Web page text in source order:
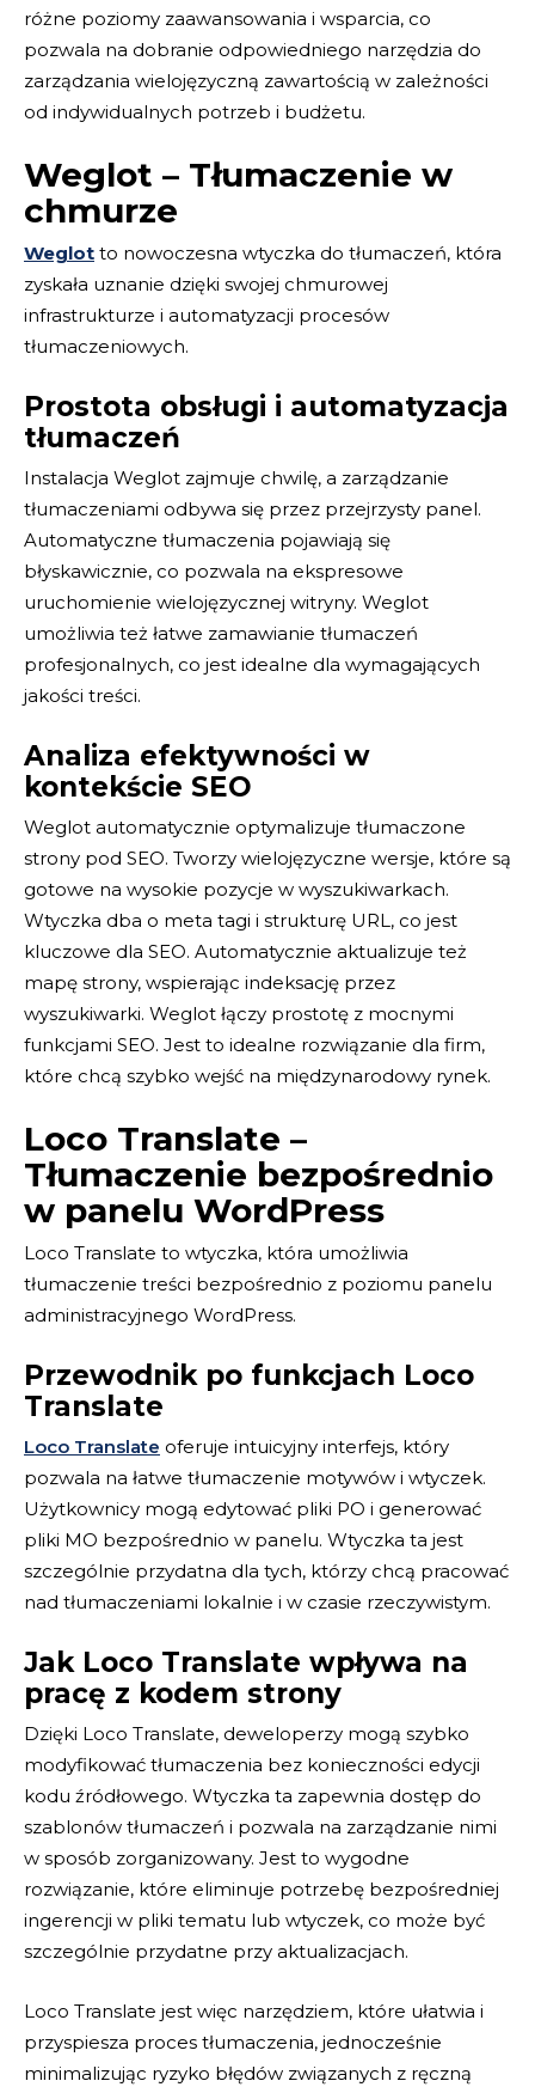
różne poziomy zaawansowania i wsparcia, co
pozwala na dobranie odpowiedniego narzędzia do
zarządzania wielojęzyczną zawartością w zależności
od indywidualnych potrzeb i budżetu.
Weglot – Tłumaczenie w
chmurze
Weglot to nowoczesna wtyczka do tłumaczeń, która
zyskała uznanie dzięki swojej chmurowej
infrastrukturze i automatyzacji procesów
tłumaczeniowych.
Prostota obsługi i automatyzacja
tłumaczeń
Instalacja Weglot zajmuje chwilę, a zarządzanie
tłumaczeniami odbywa się przez przejrzysty panel.
Automatyczne tłumaczenia pojawiają się
błyskawicznie, co pozwala na ekspresowe
uruchomienie wielojęzycznej witryny. Weglot
umożliwia też łatwe zamawianie tłumaczeń
profesjonalnych, co jest idealne dla wymagających
jakości treści.
Analiza efektywności w
kontekście SEO
Weglot automatycznie optymalizuje tłumaczone
strony pod SEO. Tworzy wielojęzyczne wersje, które są
gotowe na wysokie pozycje w wyszukiwarkach.
Wtyczka dba o meta tagi i strukturę URL, co jest
kluczowe dla SEO. Automatycznie aktualizuje też
mapę strony, wspierając indeksację przez
wyszukiwarki. Weglot łączy prostotę z mocnymi
funkcjami SEO. Jest to idealne rozwiązanie dla firm,
które chcą szybko wejść na międzynarodowy rynek.
Loco Translate –
Tłumaczenie bezpośrednio
w panelu WordPress
Loco Translate to wtyczka, która umożliwia
tłumaczenie treści bezpośrednio z poziomu panelu
administracyjnego WordPress.
Przewodnik po funkcjach Loco
Translate
Loco Translate oferuje intuicyjny interfejs, który
pozwala na łatwe tłumaczenie motywów i wtyczek.
Użytkownicy mogą edytować pliki PO i generować
pliki MO bezpośrednio w panelu. Wtyczka ta jest
szczególnie przydatna dla tych, którzy chcą pracować
nad tłumaczeniami lokalnie i w czasie rzeczywistym.
Jak Loco Translate wpływa na
pracę z kodem strony
Dzięki Loco Translate, deweloperzy mogą szybko
modyfikować tłumaczenia bez konieczności edycji
kodu źródłowego. Wtyczka ta zapewnia dostęp do
szablonów tłumaczeń i pozwala na zarządzanie nimi
w sposób zorganizowany. Jest to wygodne
rozwiązanie, które eliminuje potrzebę bezpośredniej
ingerencji w pliki tematu lub wtyczek, co może być
szczególnie przydatne przy aktualizacjach.
Loco Translate jest więc narzędziem, które ułatwia i
przyspiesza proces tłumaczenia, jednocześnie
minimalizując ryzyko błędów związanych z ręczną